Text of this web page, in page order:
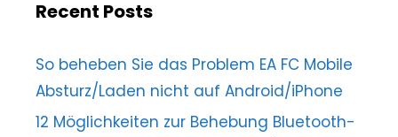
Recent Posts
So beheben Sie das Problem EA FC Mobile
Absturz/Laden nicht auf Android/iPhone
12 Möglichkeiten zur Behebung Bluetooth-